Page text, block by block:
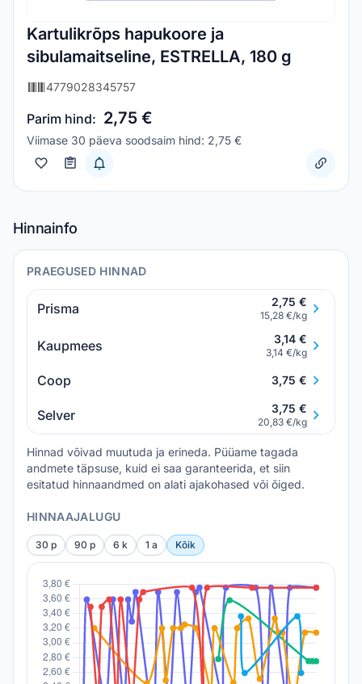
Kartulikrõps hapukoore ja
sibulamaitseline, ESTRELLA, 180 g
4779028345757
Parim hind: 2,75 €
Viimase 30 päeva soodsaim hind: 2,75 €
Hinnainfo
PRAEGUSED HINNAD
Prisma 2,75 €
15,28 €/kg
Kaupmees 3,14 €
3,14 €/kg
Coop 3,75 €
Selver 3,75 €
20,83 €/kg
Hinnad võivad muutuda ja erineda. Püüame tagada
andmete täpsuse, kuid ei saa garanteerida, et siin
esitatud hinnaandmed on alati ajakohased või õiged.
HINNAAJALUGU
30 p 90 p 6 k 1 a Kõik